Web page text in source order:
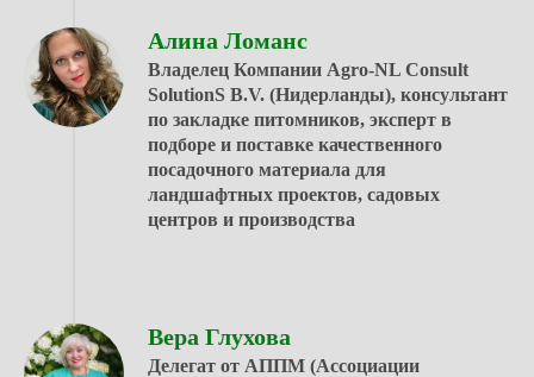
Алина Ломанс
Владелец Компании Agro-NL Consult
SolutionS B.V. (Нидерланды), консультант
по закладке питомников, эксперт в
подборе и поставке качественного
посадочного материала для
ландшафтных проектов, садовых
центров и производства
Вера Глухова
Делегат от АППМ (Ассоциации